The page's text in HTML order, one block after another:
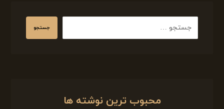
جستجو
محبوب ترین نوشته ها